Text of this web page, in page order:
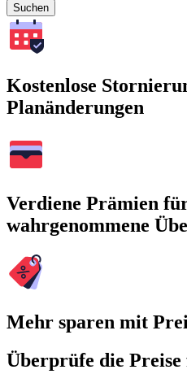
Suchen
Kostenlose
Planänderungen
Verdiene Prämien
wahrgenommene
Mehr sparen mit
Überprüfe die Preise